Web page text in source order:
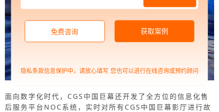
面向数字化时代，CGS中国巨幕还开发了全方位的信息化售
后服务平台NOC系统，实时对所有CGS中国巨幕影厅进行故
免费咨询 获取案例
隐私条款信息保护中，请放心填写 您也可以进行在线咨询或预约顾问